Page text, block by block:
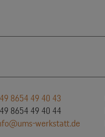
8654 49 40 43
8654 49 40 44
werkstatt.de